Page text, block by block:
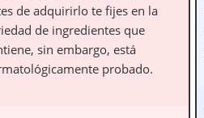
de adquirirlo te fijes en la
de ingredientes que
sin embargo, está
probado.